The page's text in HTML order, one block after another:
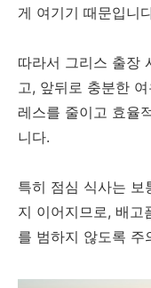
게 여기기 때문입니
따라서 그리스 출장
고, 앞뒤로 충분한
레스를 줄이고 효율
니다.
특히 점심 식사는
지 이어지므로, 배고
를 범하지 않도록 주